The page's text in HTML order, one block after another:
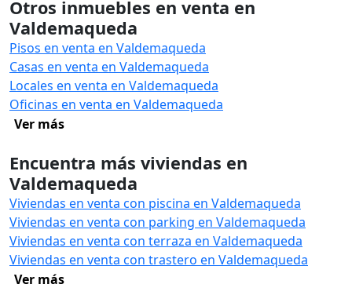
Otros inmuebles en venta en
Valdemaqueda
Pisos en venta en Valdemaqueda
Casas en venta en Valdemaqueda
Locales en venta en Valdemaqueda
Oficinas en venta en Valdemaqueda
Ver más
Encuentra más viviendas en
Valdemaqueda
Viviendas en venta con piscina en Valdemaqueda
Viviendas en venta con parking en Valdemaqueda
Viviendas en venta con terraza en Valdemaqueda
Viviendas en venta con trastero en Valdemaqueda
Ver más